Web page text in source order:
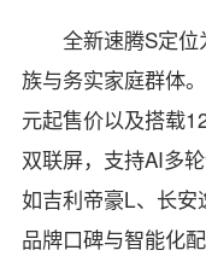
全新速腾S定
族与务实家庭群体
元起售价以及搭载
双联屏，支持AI多
如吉利帝豪L、 长安
品牌口碑与智能化